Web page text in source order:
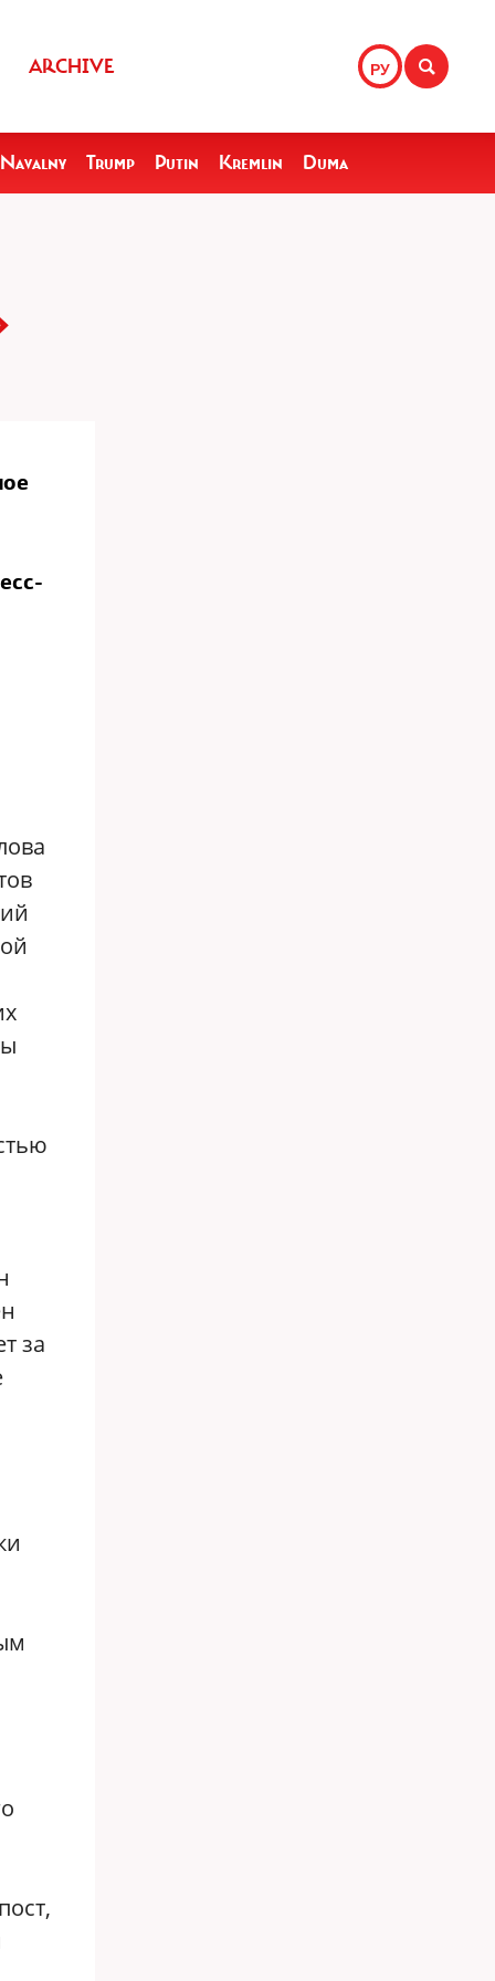
РУ
ARCHIVE
Navalny Trump Putin Kremlin Duma
за